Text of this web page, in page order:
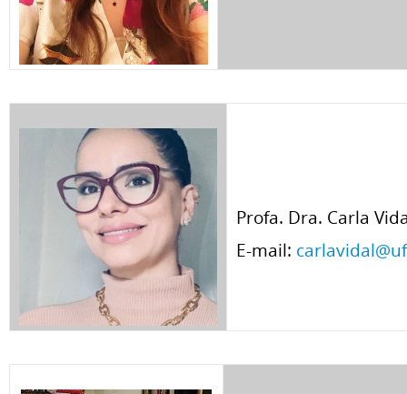
Profa. Dra. Carla
E-mail: